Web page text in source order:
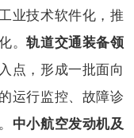
业技术软件化，推
。轨道交通装备领
点，形成一批面向
运行监控、故障诊
中小航空发动机及